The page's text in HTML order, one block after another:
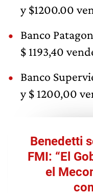
y $1200.00
Banco
$ 1193,40
Banco
y $ 1200,00
Benedetti
FMI: “El
el